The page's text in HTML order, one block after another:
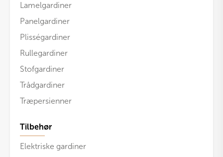
Lamelgardiner
Panelgardiner
Plisségardiner
Rullegardiner
Stofgardiner
Trådgardiner
Træpersienner
Tilbehør
Elektriske gardiner